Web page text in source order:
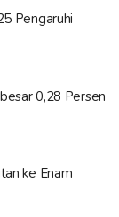
Pengaruhi
0,28 Persen
ke Enam